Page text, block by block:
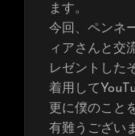
ます。
今回、ペンネ
ィアさんと交
レゼントした
着用して
更に僕のこと
有難うござい